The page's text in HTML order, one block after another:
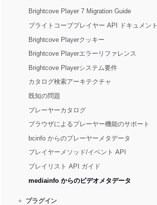
Brightcove Player 7 Migration Guide
ブライトコーブプレイヤー API ドキュメント
Brightcove Playerクッキー
Brightcove Playerエラーリファレンス
Brightcove Playerシステム要件
カタログ検索アーキテクチャ
既知の問題
プレーヤーカタログ
ブラウザによるプレーヤー機能のサポート
bcinfo からのプレーヤーメタデータ
プレイヤーメソッド/イベント API
プレイリスト API ガイド
mediainfo からのビデオメタデータ
+ プラグイン